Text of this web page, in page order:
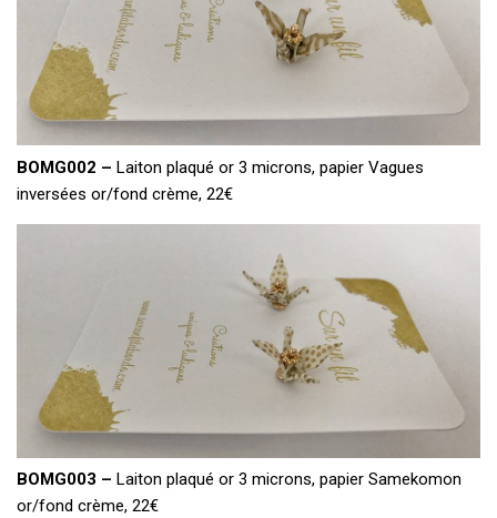
BOMG002 – Laiton plaqué or 3 microns, papier Vagues
inversées or/fond crème, 22€
BOMG003 – Laiton plaqué or 3 microns, papier Samekomon
or/fond crème, 22€